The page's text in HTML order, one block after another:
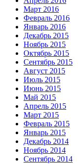
Март 2016
Февраль 2016
Январь 2016
Декабрь 2015
Ноябрь 2015
Октябрь 2015
Сентябрь 2015
Август 2015
Июль 2015
Июнь 2015
Май 2015
Апрель 2015
Март 2015
Февраль 2015
Январь 2015
Декабрь 2014
Ноябрь 2014
Сентябрь 2014